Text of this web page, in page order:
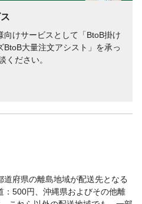
向けサービスとして「BtoB掛け
大量注文アシスト」を承っ
ください。
府県の離島地域が配送先となる
：500円、沖縄県およびその他離